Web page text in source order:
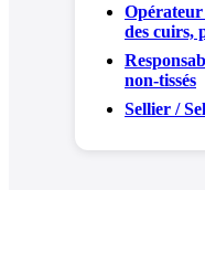
des cuirs,
non-tissés
Sellier /